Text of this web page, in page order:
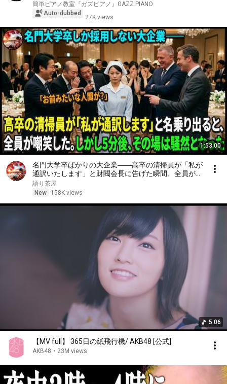
簡単ピアノ教室『ガズピアノ』GAZZ PIANO
Auto-dubbed
27K views
1:53:00
名門大学卒ばかりの大企業――高卒の清掃員が「私が
通訳いたします」と財閥会長に告げた瞬間、全員が嘲
笑した。しかし5分後、その場は静まり返った。#動
エピソード#老後の物語 #家族の物語
語り茶屋
New
158K views
5:06
【MV full】 365日の紙飛行機/ AKB48 [公式]
AKB48 • 23M views